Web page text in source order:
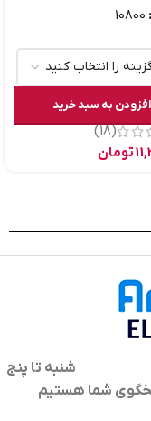
10800
افزودن به سبد خرید
(18)
تومان
شنبه تا پنج